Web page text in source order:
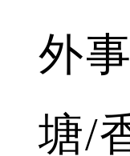
外
塘/